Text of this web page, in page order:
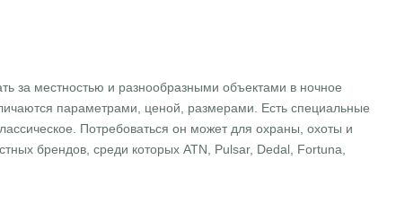
за местностью и разнообразными объектами в ночное
параметрами, ценой, размерами. Есть специальные
Потребоваться он может для охраны, охоты и
брендов, среди которых ATN, Pulsar, Dedal, Fortuna,